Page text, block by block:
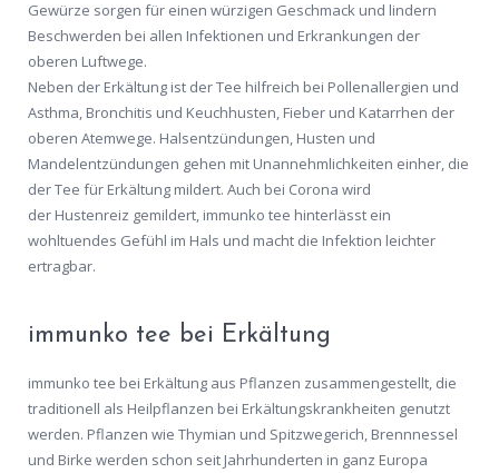
Gewürze sorgen für einen würzigen Geschmack und lindern
Beschwerden bei allen Infektionen und Erkrankungen der
oberen Luftwege.
Neben der Erkältung ist der Tee hilfreich bei Pollenallergien und
Asthma, Bronchitis und Keuchhusten, Fieber und Katarrhen der
oberen Atemwege. Halsentzündungen, Husten und
Mandelentzündungen gehen mit Unannehmlichkeiten einher, die
der Tee für Erkältung mildert. Auch bei Corona wird
der Hustenreiz gemildert, immunko tee hinterlässt ein
wohltuendes Gefühl im Hals und macht die Infektion leichter
ertragbar.
immunko tee bei Erkältung
immunko tee bei Erkältung aus Pflanzen zusammengestellt, die
traditionell als Heilpflanzen bei Erkältungskrankheiten genutzt
werden. Pflanzen wie Thymian und Spitzwegerich, Brennnessel
und Birke werden schon seit Jahrhunderten in ganz Europa